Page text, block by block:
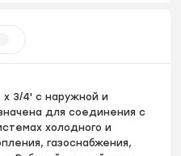
х 3/4' с наружной и
для соединения с
холодного и
газоснабжения,